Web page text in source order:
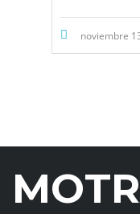
noviembre